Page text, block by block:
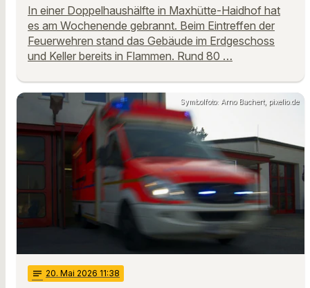
In einer Doppelhaushälfte in Maxhütte-Haidhof hat
es am Wochenende gebrannt. Beim Eintreffen der
Feuerwehren stand das Gebäude im Erdgeschoss
und Keller bereits in Flammen. Rund 80 …
Symbolfoto: Arno Bachert, pixelio.de
notes 20. Mai 2026 11:38